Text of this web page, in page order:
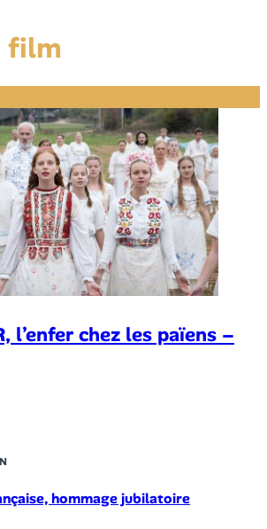
film
l’enfer chez les païens –
hommage jubilatoire